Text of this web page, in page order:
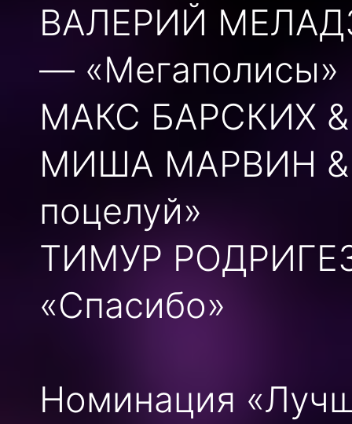
ВАЛЕРИЙ
— «Мегаполисы»
МАКС БАРСКИХ &
МИША МАРВИН &
поцелуй»
ТИМУР
«Спасибо»
Номинация